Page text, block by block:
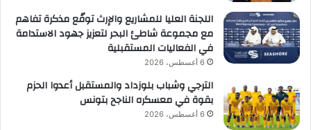
اللجنة العليا للمشاريع والإرث توقّع مذكرة تفاهم
مع مجموعة شاطئ البحر لتعزيز جهود الاستدامة
في الفعاليات المستقبلية
6 أغسطس، 2026
الترجي وشباب بلوزداد والمستقبل أعدوا الحزم
بقوة في معسكره الناجح بتونس
6 أغسطس، 2026